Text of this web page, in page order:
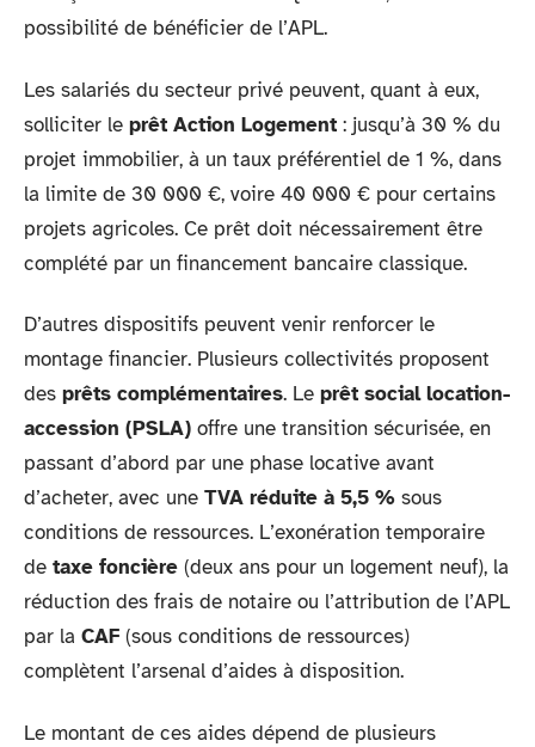
possibilité de bénéficier de l’APL.
Les salariés du secteur privé peuvent, quant à eux,
solliciter le prêt Action Logement : jusqu’à 30 % du
projet immobilier, à un taux préférentiel de 1 %, dans
la limite de 30 000 €, voire 40 000 € pour certains
projets agricoles. Ce prêt doit nécessairement être
complété par un financement bancaire classique.
D’autres dispositifs peuvent venir renforcer le
montage financier. Plusieurs collectivités proposent
des prêts complémentaires. Le prêt social location-
accession (PSLA) offre une transition sécurisée, en
passant d’abord par une phase locative avant
d’acheter, avec une TVA réduite à 5,5 % sous
conditions de ressources. L’exonération temporaire
de taxe foncière (deux ans pour un logement neuf), la
réduction des frais de notaire ou l’attribution de l’APL
par la CAF (sous conditions de ressources)
complètent l’arsenal d’aides à disposition.
Le montant de ces aides dépend de plusieurs